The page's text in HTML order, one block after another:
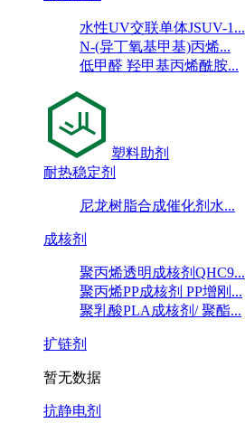
水性UV交联单体JSUV-1...
N-(异丁氧基甲基)丙烯...
低甲醛 羟甲基丙烯酰胺...
塑料助剂
耐热稳定剂
尼龙树脂合成催化剂水...
成核剂
聚丙烯透明成核剂QHC9...
聚丙烯PP成核剂 PP增刚...
聚乳酸PLA成核剂/ 聚酯...
扩链剂
暂无数据
抗静电剂